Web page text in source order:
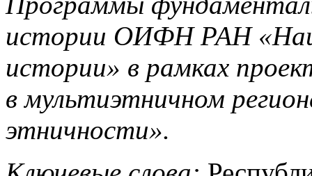
истории ОИФН РАН
истории» в рамках
в мультиэтничном
этничности».